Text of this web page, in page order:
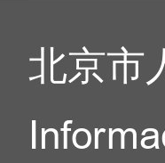
北京市